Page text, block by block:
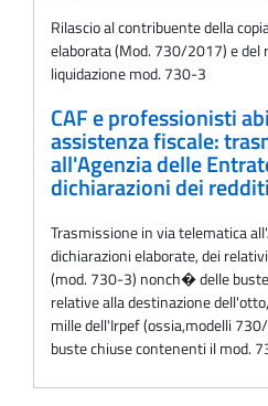
Rilascio al contribuente della
elaborata (Mod. 730/2017) e del
liquidazione mod. 730-3
CAF e professionisti
assistenza fiscale:
all'Agenzia delle
dichiarazioni dei
Trasmissione in via telematica
dichiarazioni elaborate, dei
(mod. 730-3) nonch� delle
relative alla destinazione
mille dell'Irpef (ossia,modelli
buste chiuse contenenti il mod.